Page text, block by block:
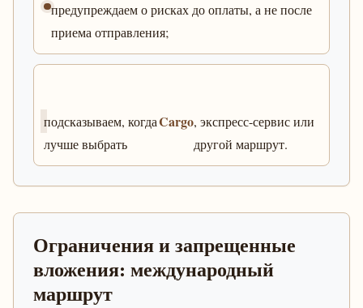
предупреждаем о рисках до оплаты, а не после
приема отправления;
подсказываем, когда
лучше выбрать
Cargo, экспресс-сервис или
другой маршрут.
Ограничения и запрещенные
вложения: международный
маршрут